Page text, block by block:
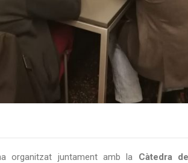
organitzat juntament amb la Càtedra